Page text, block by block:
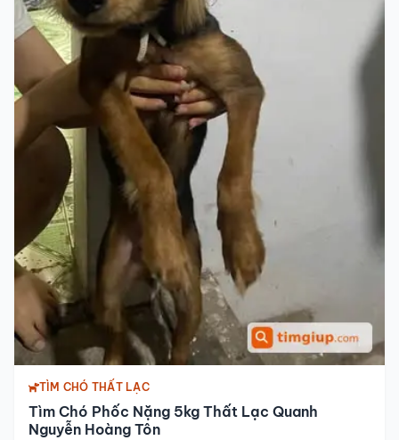
TÌM CHÓ THẤT LẠC
Tìm Chó Phốc Nặng 5kg Thất Lạc Quanh
Nguyễn Hoàng Tôn